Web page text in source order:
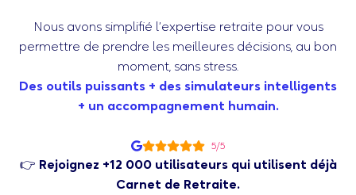
Nous avons simplifié l’expertise retraite pour vous
permettre de prendre les meilleures décisions, au bon
moment, sans stress.
Des outils puissants + des simulateurs intelligents
+ un accompagnement humain.
5/5
👉 Rejoignez +12 000 utilisateurs qui utilisent déjà
Carnet de Retraite.